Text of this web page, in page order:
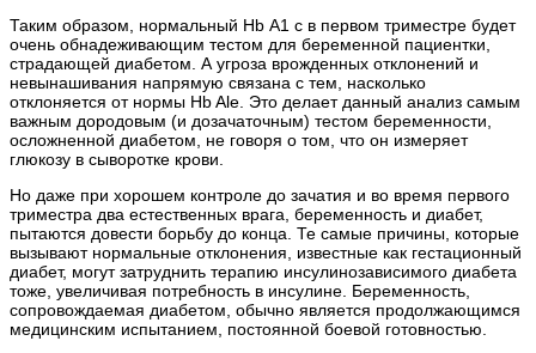
Таким образом, нормальный Hb А1 с в первом триместре будет
очень обнадеживающим тестом для беременной пациентки,
страдающей диабетом. А угроза врожденных отклонений и
невынашивания напрямую связана с тем, насколько
отклоняется от нормы Hb Ale. Это делает данный анализ самым
важным дородовым (и дозачаточным) тестом беременности,
осложненной диабетом, не говоря о том, что он измеряет
глюкозу в сыворотке крови.
Но даже при хорошем контроле до зачатия и во время первого
триместра два естественных врага, беременность и диабет,
пытаются довести борьбу до конца. Те самые причины, которые
вызывают нормальные отклонения, известные как гестационный
диабет, могут затруднить терапию инсулинозависимого диабета
тоже, увеличивая потребность в инсулине. Беременность,
сопровождаемая диабетом, обычно является продолжающимся
медицинским испытанием, постоянной боевой готовностью.